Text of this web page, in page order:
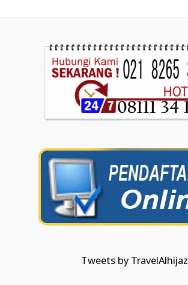
Tweets by TravelAlhijaz